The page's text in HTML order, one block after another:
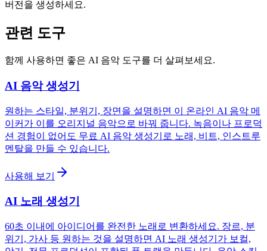
버전을 생성하세요.
관련 도구
함께 사용하면 좋은 AI 음악 도구를 더 살펴보세요.
AI 음악 생성기
원하는 스타일, 분위기, 장면을 설명하면 이 온라인 AI 음악 메
이커가 이를 오리지널 음악으로 바꿔 줍니다. 녹음이나 프로덕
션 경험이 없어도 무료 AI 음악 생성기로 노래, 비트, 인스트루
멘탈을 만들 수 있습니다.
사용해 보기
AI 노래 생성기
60초 이내에 아이디어를 완전한 노래로 변환하세요. 장르, 분
위기, 가사 등 원하는 것을 설명하면 AI 노래 생성기가 보컬,